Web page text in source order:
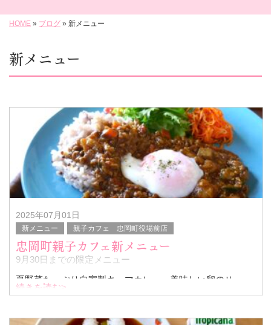
HOME » ブログ » 新メニュー
新メニュー
2025年07月01日
新メニュー 親子カフェ 忠岡町役場前店
忠岡町親子カフェ新メニュー
9月30日までの限定メニュー
夏野菜たっぷり自家製キーマカレー～美味しい卵のせ～
テイクアウトはドリンク無しですが
続きを読む>